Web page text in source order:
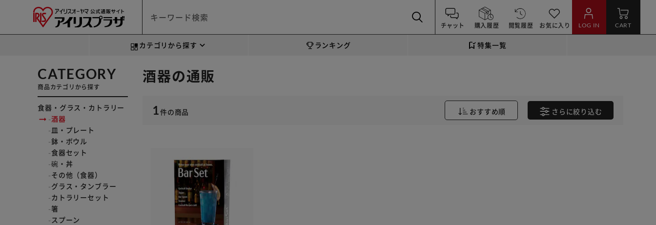
チャット 購入履歴 閲覧履歴 お気に入り LOG IN CART
カテゴリから探す ランキング 特集一覧
CATEGORY
商品カテゴリから探す
食器・グラス・カトラリー
酒器
皿・プレート
鉢・ボウル
食器セット
碗・丼
その他（食器）
グラス・タンブラー
カトラリーセット
箸
スプーン
酒器の通販
1件の商品 おすすめ順 さらに絞り込む